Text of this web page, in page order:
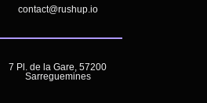
contact@rushup.io
7 Pl. de la Gare, 57200
Sarreguemines